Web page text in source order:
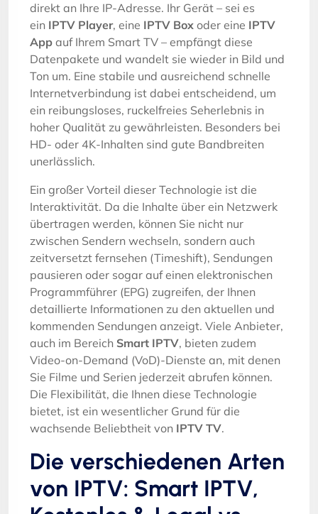
direkt an Ihre IP-Adresse. Ihr Gerät – sei es
ein IPTV Player, eine IPTV Box oder eine IPTV
App auf Ihrem Smart TV – empfängt diese
Datenpakete und wandelt sie wieder in Bild und
Ton um. Eine stabile und ausreichend schnelle
Internetverbindung ist dabei entscheidend, um
ein reibungsloses, ruckelfreies Seherlebnis in
hoher Qualität zu gewährleisten. Besonders bei
HD- oder 4K-Inhalten sind gute Bandbreiten
unerlässlich.
Ein großer Vorteil dieser Technologie ist die
Interaktivität. Da die Inhalte über ein Netzwerk
übertragen werden, können Sie nicht nur
zwischen Sendern wechseln, sondern auch
zeitversetzt fernsehen (Timeshift), Sendungen
pausieren oder sogar auf einen elektronischen
Programmführer (EPG) zugreifen, der Ihnen
detaillierte Informationen zu den aktuellen und
kommenden Sendungen anzeigt. Viele Anbieter,
auch im Bereich Smart IPTV, bieten zudem
Video-on-Demand (VoD)-Dienste an, mit denen
Sie Filme und Serien jederzeit abrufen können.
Die Flexibilität, die Ihnen diese Technologie
bietet, ist ein wesentlicher Grund für die
wachsende Beliebtheit von IPTV TV.
Die verschiedenen Arten
von IPTV: Smart IPTV,